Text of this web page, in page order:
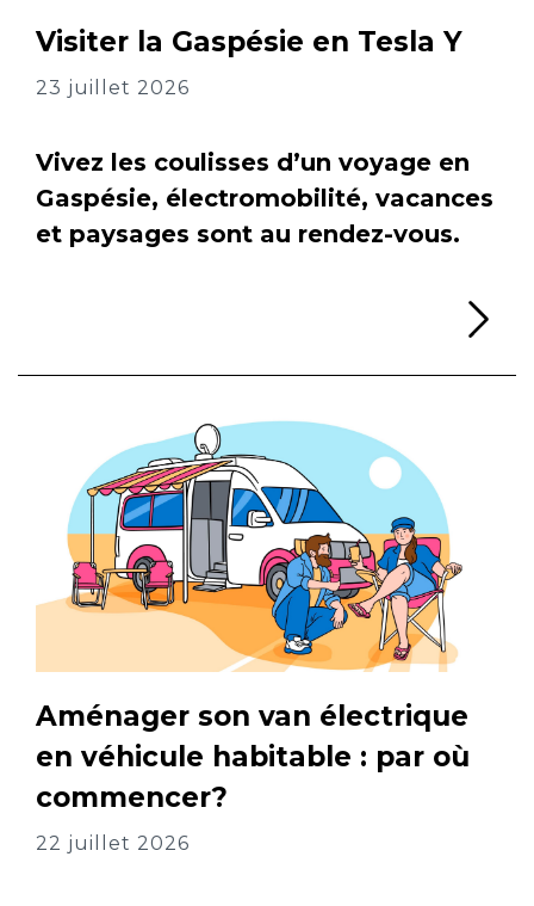
Visiter la Gaspésie en Tesla Y
23 juillet 2026
Vivez les coulisses d’un voyage en
Gaspésie, électromobilité, vacances
et paysages sont au rendez-vous.
Aménager son van électrique
en véhicule habitable : par où
commencer?
22 juillet 2026